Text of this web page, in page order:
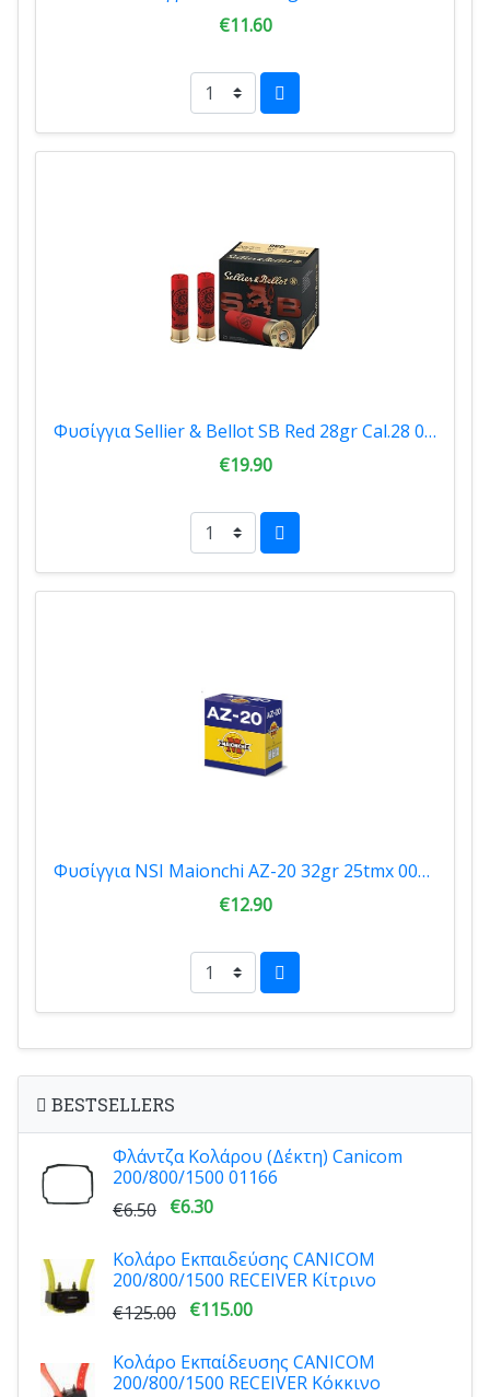
€11.60
Φυσίγγια Sellier & Bellot SB Red 28gr Cal.28 0727319
€19.90
Φυσίγγια NSI Maionchi AZ-20 32gr 25tmx 00202
€12.90
BESTSELLERS
Φλάντζα Κολάρου (Δέκτη) Canicom
200/800/1500 01166
€6.50 €6.30
Κολάρο Εκπαιδεύσης CANICOM
200/800/1500 RECEIVER Κίτρινο
€125.00 €115.00
Κολάρο Εκπαίδευσης CANICOM
200/800/1500 RECEIVER Κόκκινο